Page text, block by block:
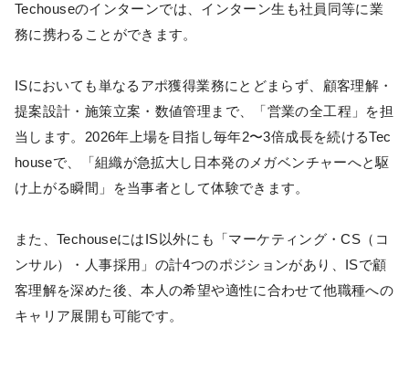
Techouseのインターンでは、インターン生も社員同等に業
務に携わることができます。
ISにおいても単なるアポ獲得業務にとどまらず、顧客理解・
提案設計・施策立案・数値管理まで、「営業の全工程」を担
当します。2026年上場を目指し毎年2〜3倍成長を続けるTec
houseで、「組織が急拡大し日本発のメガベンチャーへと駆
け上がる瞬間」を当事者として体験できます。
また、TechouseにはIS以外にも「マーケティング・CS（コ
ンサル）・人事採用」の計4つのポジションがあり、ISで顧
客理解を深めた後、本人の希望や適性に合わせて他職種への
キャリア展開も可能です。